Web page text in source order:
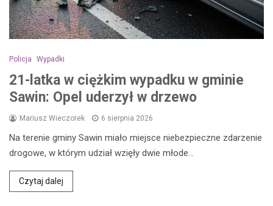
Policja Wypadki
21-latka w ciężkim wypadku w gminie
Sawin: Opel uderzył w drzewo
Mariusz Wieczorek 6 sierpnia 2026
Na terenie gminy Sawin miało miejsce niebezpieczne zdarzenie
drogowe, w którym udział wzięły dwie młode…
Czytaj dalej